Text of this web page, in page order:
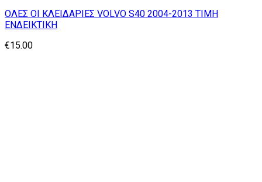
ΟΛΕΣ ΟΙ ΚΛΕΙΔΑΡΙΕΣ VOLVO S40 2004-2013 ΤΙΜΗ
ΕΝΔΕΙΚΤΙΚΗ
€15.00